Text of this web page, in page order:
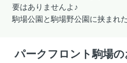
要はありませんよ♪
駒場公園と駒場野公園に挟まれ
パークフロント駒場の